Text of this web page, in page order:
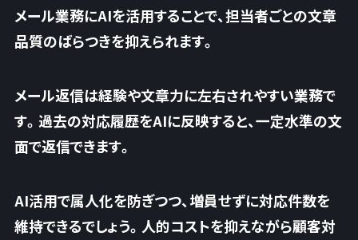
メール業務にAIを活用することで、担当者ごとの文章
品質のばらつきを抑えられます。
メール返信は経験や文章力に左右されやすい業務で
す。過去の対応履歴をAIに反映すると、一定水準の文
面で返信できます。
AI活用で属人化を防ぎつつ、増員せずに対応件数を
維持できるでしょう。人的コストを抑えながら顧客対